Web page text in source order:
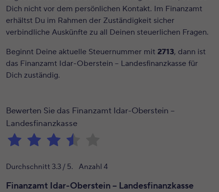
Dich nicht vor dem persönlichen Kontakt. Im Finanzamt
erhältst Du im Rahmen der Zuständigkeit sicher
verbindliche Auskünfte zu all Deinen steuerlichen Fragen.
Beginnt Deine aktuelle Steuernummer mit 2713, dann ist
das Finanzamt Idar-Oberstein – Landesfinanzkasse für
Dich zuständig.
Bewerten Sie das Finanzamt Idar-Oberstein –
Landesfinanzkasse
Durchschnitt 3.3 / 5. Anzahl 4
Finanzamt Idar-Oberstein – Landesfinanzkasse